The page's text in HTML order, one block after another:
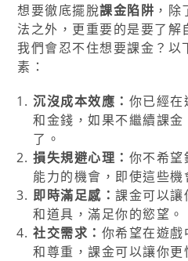
想要徹底擺脫課金陷阱 ，
法之外，更重要的是要了解
我們會忍不住想要課金？以
素：
沉沒成本效應： 你已經在
和金錢，如果不繼續課
了。
損失規避心理： 你不希望
能力的機會，即使這些機
即時滿足感：課金可以讓
和道具，滿足你的慾望。
社交需求： 你希望在遊戲
和尊重，課金可以讓你更